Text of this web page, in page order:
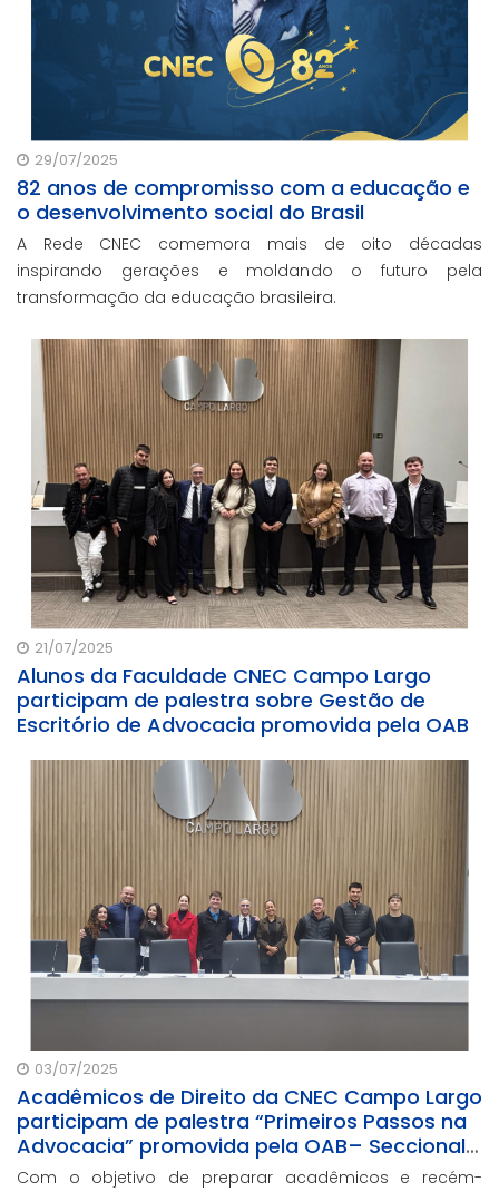
29/07/2025
82 anos de compromisso com a educação e
o desenvolvimento social do Brasil
A Rede CNEC comemora mais de oito décadas
inspirando gerações e moldando o futuro pela
transformação da educação brasileira.
21/07/2025
Alunos da Faculdade CNEC Campo Largo
participam de palestra sobre Gestão de
Escritório de Advocacia promovida pela OAB
03/07/2025
Acadêmicos de Direito da CNEC Campo Largo
participam de palestra “Primeiros Passos na
Advocacia” promovida pela OAB– Seccional
Paraná
Com o objetivo de preparar acadêmicos e recém-